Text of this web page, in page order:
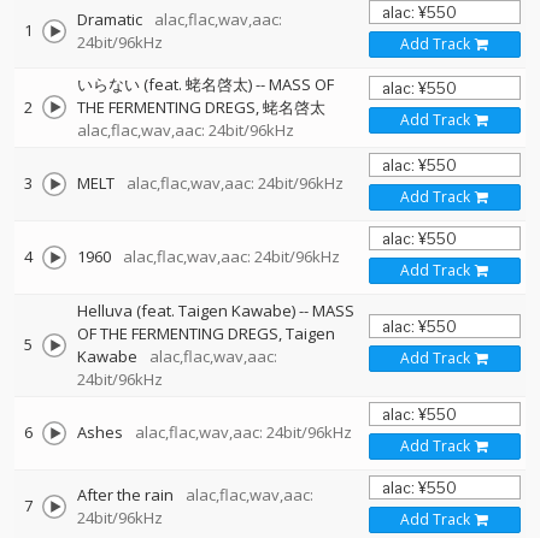
1 Dramatic
alac,flac,wav,aac:
24bit/96kHz
Add Track
2
いらない (feat. 蛯名啓太)--MASS OF
THE FERMENTING DREGS 蛯名啓太
alac,flac,wav,aac: 24bit/96kHz
Add Track
3 MELT alac,flac,wav,aac: 24bit/96kHz
Add Track
4 1960 alac,flac,wav,aac: 24bit/96kHz
Add Track
5
Helluva (feat. Taigen Kawabe)--MASS
OF THE FERMENTING DREGS Taigen
Kawabe
alac,flac,wav,aac:
24bit/96kHz
Add Track
6 Ashes alac,flac,wav,aac: 24bit/96kHz
Add Track
7 After the rain
alac,flac,wav,aac:
24bit/96kHz
Add Track